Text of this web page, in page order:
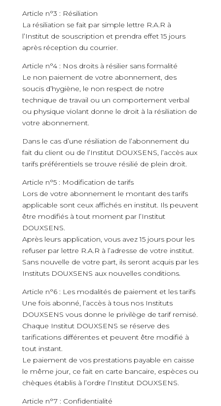
Article n°3 : Résiliation
La résiliation se fait par simple lettre R.A.R à
l’Institut de souscription et prendra effet 15 jours
après réception du courrier.
Article n°4 : Nos droits à résilier sans formalité
Le non paiement de votre abonnement, des
soucis d’hygiène, le non respect de notre
technique de travail ou un comportement verbal
ou physique violant donne le droit à la résiliation de
votre abonnement.
Dans le cas d’une résiliation de l’abonnement du
fait du client ou de l’Institut DOUXSENS, l’accès aux
tarifs préférentiels se trouve résilié de plein droit.
Article n°5 : Modification de tarifs
Lors de votre abonnement le montant des tarifs
applicable sont ceux affichés en institut. Ils peuvent
être modifiés à tout moment par l’Institut
DOUXSENS.
Après leurs application, vous avez 15 jours pour les
refuser par lettre R.A.R à l’adresse de votre institut.
Sans nouvelle de votre part, ils seront acquis par les
Instituts DOUXSENS aux nouvelles conditions.
Article n°6 : Les modalités de paiement et les tarifs
Une fois abonné, l’accès à tous nos Instituts
DOUXSENS vous donne le privilège de tarif remisé.
Chaque Institut DOUXSENS se réserve des
tarifications différentes et peuvent être modifié à
tout instant.
Le paiement de vos prestations payable en caisse
le même jour, ce fait en carte bancaire, espèces ou
chèques établis à l’ordre l’Institut DOUXSENS.
Article n°7 : Confidentialité